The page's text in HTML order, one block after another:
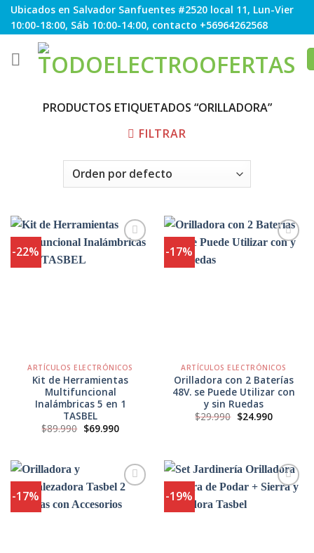
Skip
to
content
Ubicados en Salvador Sanfuentes #2520 local 11, Lun-Vier
10:00-18:00, Sáb 10:00-14:00, contacto +56964262568
PRODUCTOS ETIQUETADOS “ORILLADORA”
FILTRAR
-22%
ARTÍCULOS ELECTRÓNICOS
Kit de Herramientas
Multifuncional
Inalámbricas 5 en 1
TASBEL
$89.990 El
precio
$69.990El
precio
$69.990.
-17%
ARTÍCULOS ELECTRÓNICOS
Orilladora con 2 Baterías
48V. se Puede Utilizar con
y sin Ruedas
$29.990 El
precio
$24.990El
precio
-17% -19%